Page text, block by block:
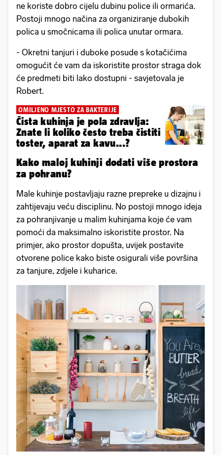
ne koriste dobro cijelu dubinu police ili ormarića.
Postoji mnogo načina za organiziranje dubokih
polica u smočnicama ili polica unutar ormara.
- Okretni tanjuri i duboke posude s kotačićima
omogućit će vam da iskoristite prostor straga dok
će predmeti biti lako dostupni - savjetovala je
Robert.
OMILJENO MJESTO ZA BAKTERIJE
Čista kuhinja je pola zdravlja:
Znate li koliko često treba čistiti
toster, aparat za kavu...?
Kako maloj kuhinji dodati više prostora
za pohranu?
Male kuhinje postavljaju razne prepreke u dizajnu i
zahtijevaju veću disciplinu. No postoji mnogo ideja
za pohranjivanje u malim kuhinjama koje će vam
pomoći da maksimalno iskoristite prostor. Na
primjer, ako prostor dopušta, uvijek postavite
otvorene police kako biste osigurali više površina
za tanjure, zdjele i kuharice.